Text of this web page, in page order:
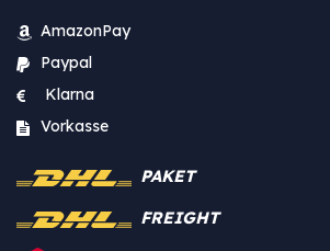
AmazonPay
Paypal
Klarna
Vorkasse
PAKET
FREIGHT